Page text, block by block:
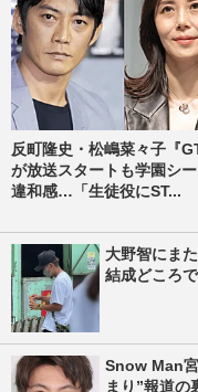
反町隆史・松嶋菜々子『
が放送スタートも学園シ
違和感…「生徒役にST...
大野智にま
結成どころ
Snow Man
まり”報道